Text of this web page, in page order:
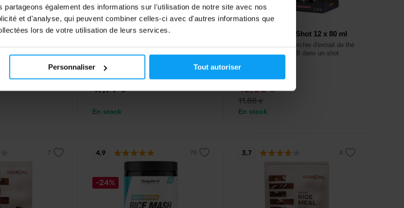
également des informations sur l'utilisation de notre site avec nos
et d'analyse, qui peuvent combiner celles-ci avec d'autres informations que
lors de votre utilisation de leurs services.
Personnaliser Tout autoriser
20 x 60 ml
Scitec Nutrition
Green Coffee 90 gélules
17,99€
En stock
BodyWorld
L-Carnitine 3000 Shot 12 x 80 ml
L-carnitine liquide enrichie d'extrait de thé
vert et de vitamines B dans un shot
10,68€
11,88€
En stock
-24%
4,9 3,7